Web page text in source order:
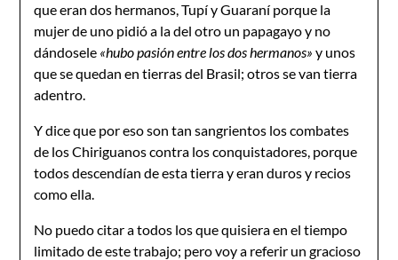
que eran dos hermanos, Tupí y Guaraní porque la
mujer de uno pidió a la del otro un papagayo y no
dándosele «hubo pasión entre los dos hermanos» y unos
que se quedan en tierras del Brasil; otros se van tierra
adentro.
Y dice que por eso son tan sangrientos los combates
de los Chiriguanos contra los conquistadores, porque
todos descendían de esta tierra y eran duros y recios
como ella.
No puedo citar a todos los que quisiera en el tiempo
limitado de este trabajo; pero voy a referir un gracioso